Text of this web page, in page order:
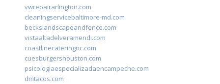
vwrepairarlington.com
cleaningservicebaltimore-md.com
beckslandscapeandfence.com
vistaaltadelveramendi.com
coastlinecateringnc.com
cuesburgershouston.com
psicologiaespecializadaencampeche.com
dmtacos.com